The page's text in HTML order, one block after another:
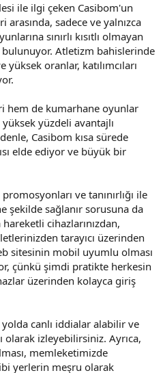
ile ilgi çeken Casibom'un
arasında, sadece ve yalnızca
sınırlı kısıtlı olmayan
Atletizm bahislerinde
oranlar, katılımcıları
hem de kumarhane oyunlar
yüzdeli avantajlı
Casibom kısa sürede
elde ediyor ve büyük bir
ve tanınırlığı ile
şekilde sağlanır sorusuna da
cihazlarınızdan,
tarayıcı üzerinden
sitesinin mobil uyumlu olması
çünkü şimdi pratikte herkesin
üzerinden kolayca giriş
canlı iddialar alabilir ve
olarak izleyebilirsiniz. Ayrıca,
memleketimizde
yerlerin meşru olarak